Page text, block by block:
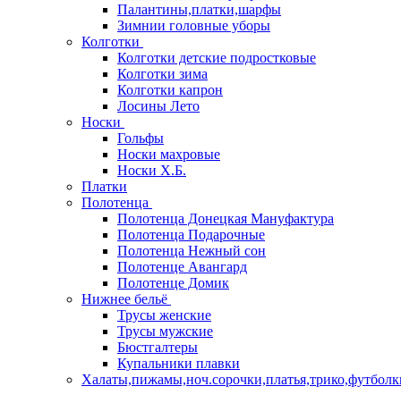
Палантины,платки,шарфы
Зимнии головные уборы
Колготки
Колготки детские подростковые
Колготки зима
Колготки капрон
Лосины Лето
Носки
Гольфы
Носки махровые
Носки Х.Б.
Платки
Полотенца
Полотенца Донецкая Мануфактура
Полотенца Подарочные
Полотенца Нежный сон
Полотенце Авангард
Полотенце Домик
Нижнее бельё
Трусы женские
Трусы мужские
Бюстгалтеры
Купальники плавки